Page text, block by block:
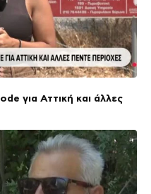
για Αττική και άλλες